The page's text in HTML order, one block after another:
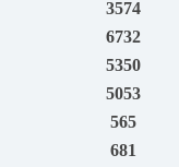
3574
6732
5350
5053
565
681